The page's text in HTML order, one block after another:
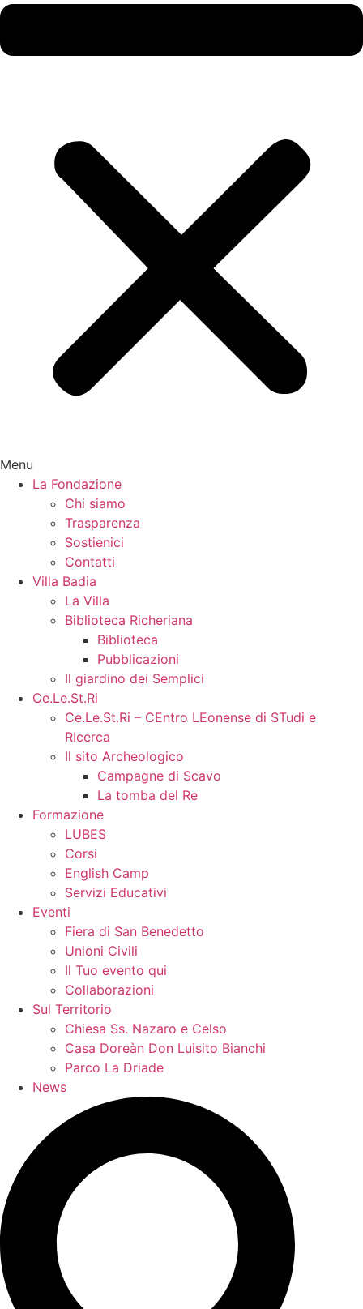
Menu
La Fondazione
Chi siamo
Trasparenza
Sostienici
Contatti
Villa Badia
La Villa
Biblioteca Richeriana
Biblioteca
Pubblicazioni
Il giardino dei Semplici
Ce.Le.St.Ri
Ce.Le.St.Ri – CEntro LEonense di STudi e
RIcerca
Il sito Archeologico
Campagne di Scavo
La tomba del Re
Formazione
LUBES
Corsi
English Camp
Servizi Educativi
Eventi
Fiera di San Benedetto
Unioni Civili
Il Tuo evento qui
Collaborazioni
Sul Territorio
Chiesa Ss. Nazaro e Celso
Casa Doreàn Don Luisito Bianchi
Parco La Driade
News